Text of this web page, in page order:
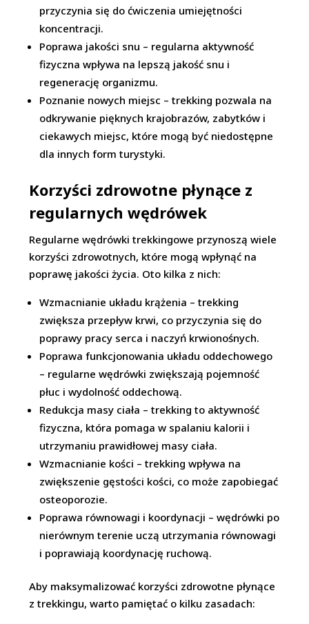
przyczynia się do ćwiczenia umiejętności
koncentracji.
Poprawa jakości snu – regularna aktywność
fizyczna wpływa na lepszą jakość snu i
regenerację organizmu.
Poznanie nowych miejsc – trekking pozwala na
odkrywanie pięknych krajobrazów, zabytków i
ciekawych miejsc, które mogą być niedostępne
dla innych form turystyki.
Korzyści zdrowotne płynące z
regularnych wędrówek
Regularne wędrówki trekkingowe przynoszą wiele
korzyści zdrowotnych, które mogą wpłynąć na
poprawę jakości życia. Oto kilka z nich:
Wzmacnianie układu krążenia – trekking
zwiększa przepływ krwi, co przyczynia się do
poprawy pracy serca i naczyń krwionośnych.
Poprawa funkcjonowania układu oddechowego
– regularne wędrówki zwiększają pojemność
płuc i wydolność oddechową.
Redukcja masy ciała – trekking to aktywność
fizyczna, która pomaga w spalaniu kalorii i
utrzymaniu prawidłowej masy ciała.
Wzmacnianie kości – trekking wpływa na
zwiększenie gęstości kości, co może zapobiegać
osteoporozie.
Poprawa równowagi i koordynacji – wędrówki po
nierównym terenie uczą utrzymania równowagi
i poprawiają koordynację ruchową.
Aby maksymalizować korzyści zdrowotne płynące
z trekkingu, warto pamiętać o kilku zasadach: